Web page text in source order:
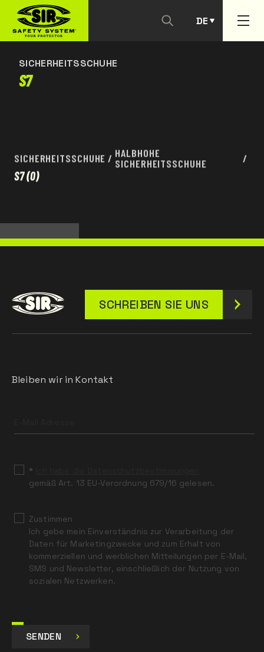
DE
PT
SICHERHEITSSCHUHE
S7
SICHERHEITSSCHUHE / HALBHOHE
SICHERHEITSSCHUHE
/
S7(0)
SCHREIBEN SIE UNS
Bleiben wir in Kontakt
field
*
gemäß Art. 13 EU-Verordnung 679/16 gelesen.
Zustimmen
Ich gebe mein Einverständnis zur Verarbeitung der
Daten für Marketingzwecke und zum Erhalt von
kommerziellen und werblichen Mitteilungen per E-Mail,
SMS und Newsletter, einschließlich der Nutzung von
sozialen Netzwerken.
SENDEN
KONTAKTIEREN SIE UNS